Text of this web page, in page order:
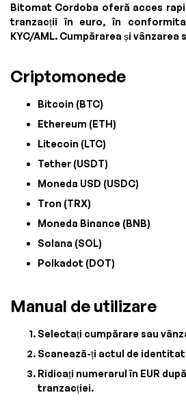
Bitomat Cordoba oferă acces
tranzacții în euro, în
KYC/AML. Cumpărarea și
Criptomonede
Bitcoin (BTC)
Ethereum (ETH)
Litecoin (LTC)
Tether (USDT)
Moneda USD (USDC)
Tron (TRX)
Moneda Binance (BNB)
Solana (SOL)
Polkadot (DOT)
Manual de utilizare
Selectați cumpărare sau
Scanează-ți actul de
Ridicați numerarul în EUR
tranzacției.